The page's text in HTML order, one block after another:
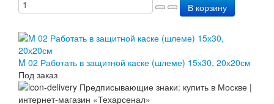
Контакты
В корзину
M 02 Работать в защитной каске (шлеме) 15х30, 20х20см
Под заказ